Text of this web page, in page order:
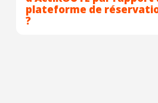
plateforme de
?